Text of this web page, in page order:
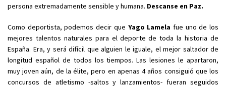
persona extremadamente sensible y humana. Descanse en Paz.
Como deportista, podemos decir que Yago Lamela fue uno de los
mejores talentos naturales para el deporte de toda la historia de
España. Era, y será difícil que alguien le iguale, el mejor saltador de
longitud español de todos los tiempos. Las lesiones le apartaron,
muy joven aún, de la élite, pero en apenas 4 años consiguió que los
concursos de atletismo -saltos y lanzamientos- fueran seguidos